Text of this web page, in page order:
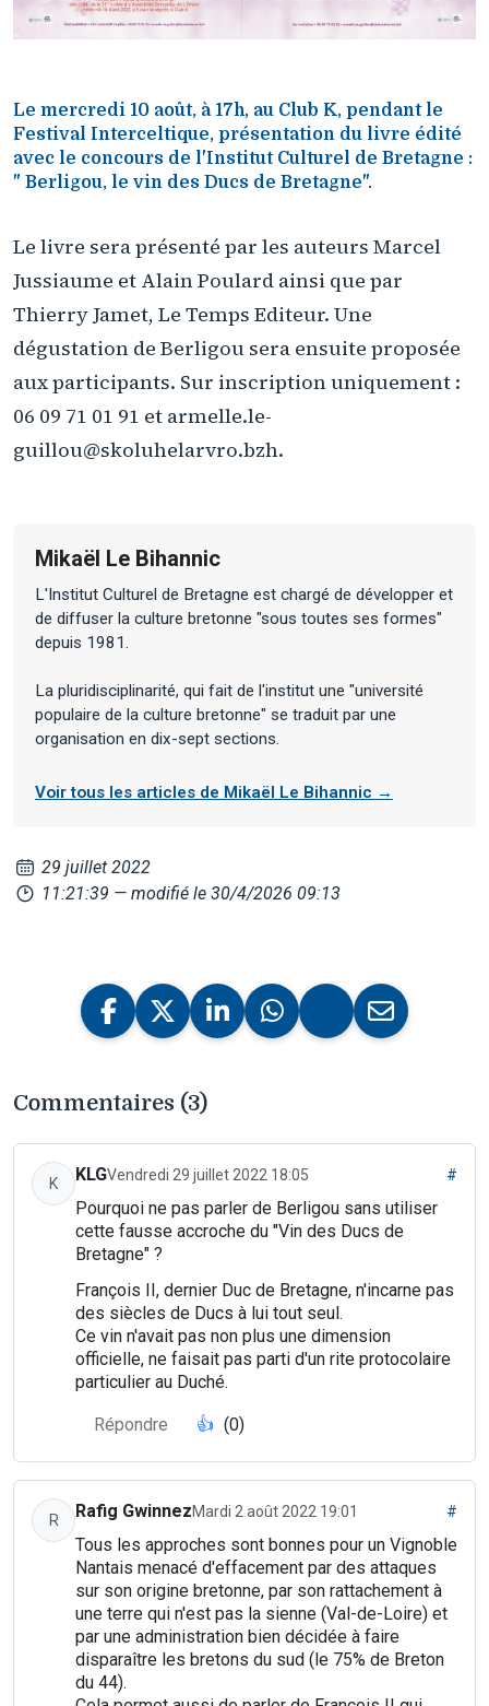
Le mercredi 10 août, à 17h, au Club K, pendant le
Festival Interceltique, présentation du livre édité
avec le concours de l'Institut Culturel de Bretagne :
" Berligou, le vin des Ducs de Bretagne".
Le livre sera présenté par les auteurs Marcel
Jussiaume et Alain Poulard ainsi que par
Thierry Jamet, Le Temps Editeur. Une
dégustation de Berligou sera ensuite proposée
aux participants. Sur inscription uniquement :
06 09 71 01 91 et armelle.le-
guillou@skoluhelarvro.bzh.
Mikaël Le Bihannic
L'Institut Culturel de Bretagne est chargé de développer et
de diffuser la culture bretonne "sous toutes ses formes"
depuis 1981.
La pluridisciplinarité, qui fait de l'institut une "université
populaire de la culture bretonne" se traduit par une
organisation en dix-sept sections.
Voir tous les articles de Mikaël Le Bihannic →
29 juillet 2022
11:21:39 — modifié le 30/4/2026 09:13
Commentaires (3)
K KLGVendredi 29 juillet 2022 18:05 #
Pourquoi ne pas parler de Berligou sans utiliser
cette fausse accroche du "Vin des Ducs de
Bretagne" ?
François II, dernier Duc de Bretagne, n'incarne pas
des siècles de Ducs à lui tout seul.
Ce vin n'avait pas non plus une dimension
officielle, ne faisait pas parti d'un rite protocolaire
particulier au Duché.
Répondre 👍 (0)
R Rafig GwinnezMardi 2 août 2022 19:01 #
Tous les approches sont bonnes pour un Vignoble
Nantais menacé d'effacement par des attaques
sur son origine bretonne, par son rattachement à
une terre qui n'est pas la sienne (Val-de-Loire) et
par une administration bien décidée à faire
disparaître les bretons du sud (le 75% de Breton
du 44).